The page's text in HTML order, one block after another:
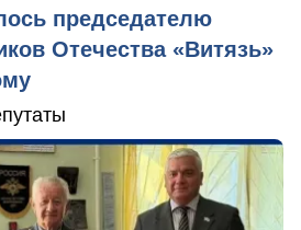
председателю
Отечества «Витязь»